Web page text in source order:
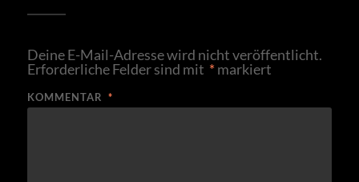
Deine E-Mail-Adresse wird nicht veröffentlicht.
Erforderliche Felder sind mit *markiert
KOMMENTAR *